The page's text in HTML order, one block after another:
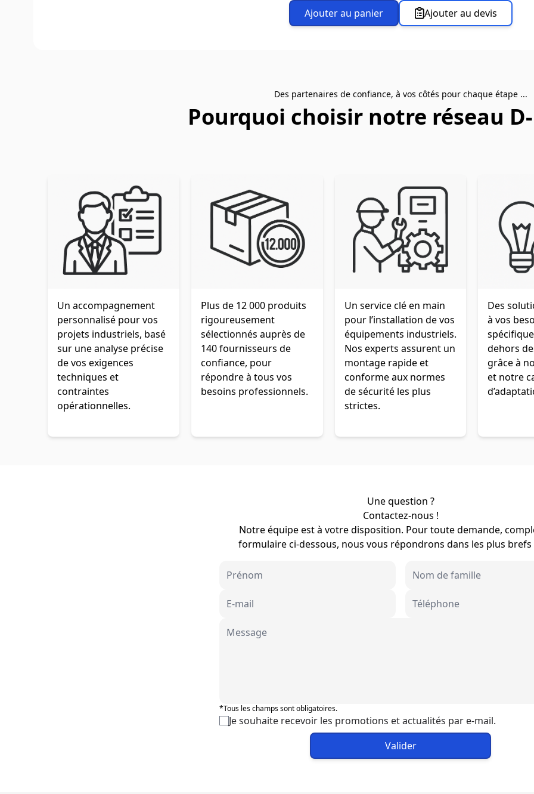
Ajouter au panier Ajouter au devis
Des partenaires de confiance, à vos côtés pour chaque étape ...
Pourquoi choisir notre réseau
Un accompagnement
personnalisé pour vos
projets industriels, basé
sur une analyse précise
de vos exigences
techniques et
contraintes
opérationnelles.
Plus de 12 000 produits
rigoureusement
sélectionnés auprès de
140 fournisseurs de
confiance, pour
répondre à tous vos
besoins professionnels.
Un service clé en main
pour l’installation de vos
équipements industriels.
Nos experts assurent un
montage rapide et
conforme aux normes
de sécurité les plus
strictes.
Des
à vos
dehors
grâce à
et notre
Une question ?
Contactez-nous !
Notre équipe est à votre disposition. Pour toute demande,
formulaire ci-dessous, nous vous répondrons dans les plus brefs
*Tous les champs sont obligatoires.
Je souhaite recevoir les promotions et actualités par e-mail.
Valider